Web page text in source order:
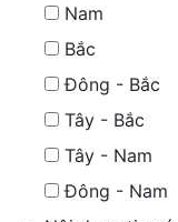
Nam
Bắc
Đông - Bắc
Tây - Bắc
Tây - Nam
Đông - Nam